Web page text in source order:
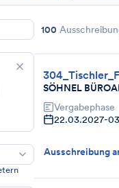
100
SÖHNEL
Vergabephase
22.03.2027-
Ausschreibung